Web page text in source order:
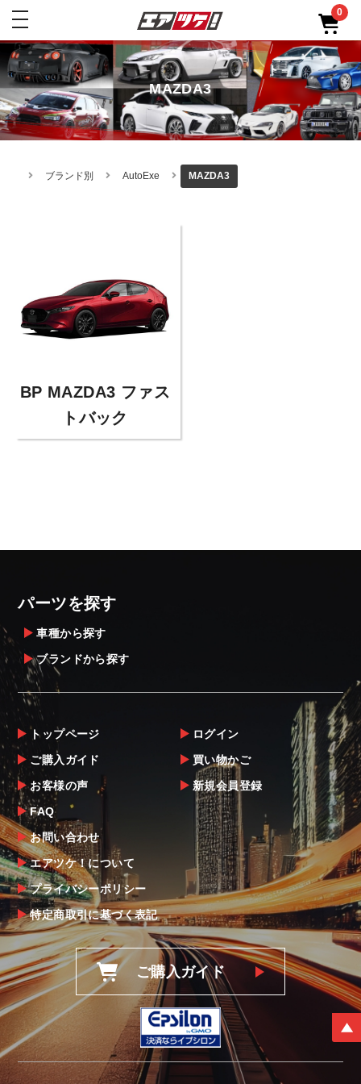
toggle
0
MAZDA3
ブランド別 AutoExe MAZDA3
BP MAZDA3 ファス
トバック
パーツを探す
車種から探す
ブランドから探す
トップページ
ご購入ガイド
お客様の声
FAQ
お問い合わせ
エアツケ！について
プライバシーポリシー
特定商取引に基づく表記
ログイン
買い物かご
新規会員登録
ご購入ガイド